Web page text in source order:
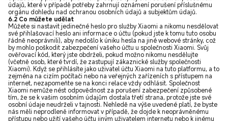
údajů, které v případě potřeby zahrnují oznámení porušení příslušnému
orgánu dohledu nad ochranou osobních údajů a subjektům údajů.
6.2 Co můžete udělat
Můžete si nastavit jedinečné heslo pro služby Xiaomi a nikomu nesdělovat
své přihlašovací heslo ani informace o účtu (pokud jste k tomu tuto osobu
řádně neoprávnili), aby nedošlo k úniku hesla na jiné webové stránky, což
by mohlo poškodit zabezpečení vašeho účtu u společnosti Xiaomi. Svůj
ověřovací kód, který jste obdrželi, pokud možno nikomu nesdělujte
(včetně osob, které tvrdí, že zastupují zákaznické služby společnosti
Xiaomi). Když se přihlásíte jako uživatel účtu Xiaomi na tuto platformu, a to
zejména na cizím počítači nebo na veřejných zařízeních s přístupem na
internet, nezapomeňte se na konci relace vždy odhlásit. Společnost
Xiaomi nemůže nést odpovědnost za porušení zabezpečení způsobené
tím, že se k vašim osobním údajům dostala třetí strana, protože jste své
osobní údaje neudrželi v tajnosti. Nehledě na výše uvedené platí, že byste
nás měli neprodleně informovat v případě, že dojde k neoprávněnému
přístupu nebo užití vašeho účtu jiným uživatelem internetu nebo k jinému